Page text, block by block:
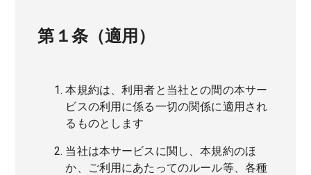
第１条（適用）
本規約は、利用者と当社との間の本サー
ビスの利用に係る一切の関係に適用され
るものとします
当社は本サービスに関し、本規約のほ
か、ご利用にあたってのルール等、各種